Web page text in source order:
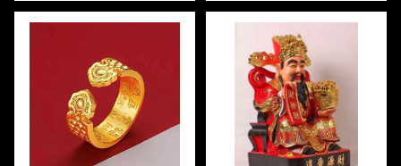
卯 Rabit
巳 Snake
人間関係 Relationships
恋愛